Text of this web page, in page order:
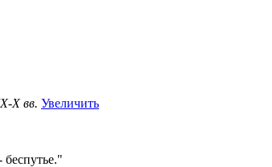
X вв. Увеличить